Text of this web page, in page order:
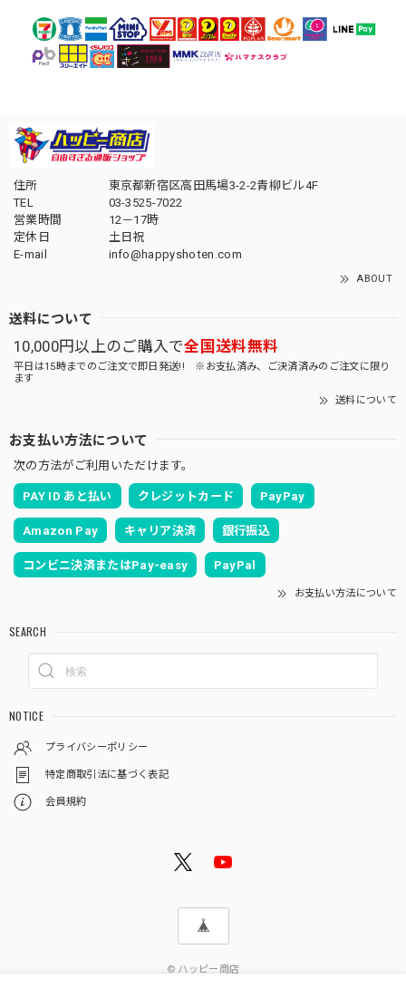
住所
東京都新宿区高田馬場3-2-2青柳ビル4F
TEL
03-3525-7022
営業時間
12－17時
定休日
土日祝
E-mail
info@happyshoten.com
ABOUT
送料について
10,000円以上のご購入で全国送料無料
平日は15時までのご注文で即日発送!! ※お支払済み、ご決済済みのご注文に限り
ます
送料について
お支払い方法について
次の方法がご利用いただけます。
PAY ID あと払い クレジットカード PayPay
Amazon Pay キャリア決済 銀行振込
コンビニ決済またはPay-easy PayPal
お支払い方法について
SEARCH
NOTICE
プライバシーポリシー
特定商取引法に基づく表記
会員規約
© ハッピー商店